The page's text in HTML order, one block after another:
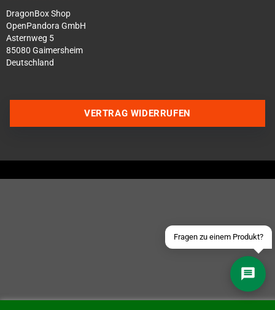
DragonBox Shop
OpenPandora GmbH
Asternweg 5
85080 Gaimersheim
Deutschland
Fragen zu einem Produkt?
Über WhatsApp schreiben
Schick uns eine eMail
VERTRAG WIDERRUFEN